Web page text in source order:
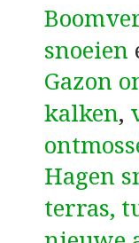
snoeien
Gazon
kalken,
Hagen
terras,